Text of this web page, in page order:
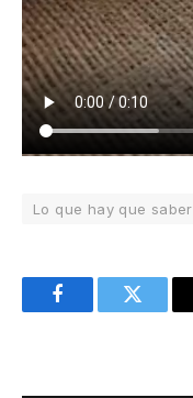
Lo que hay que saber
FacebookTwitter